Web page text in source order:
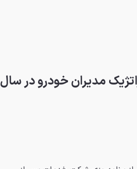
مدیران خودرو در سال 1404